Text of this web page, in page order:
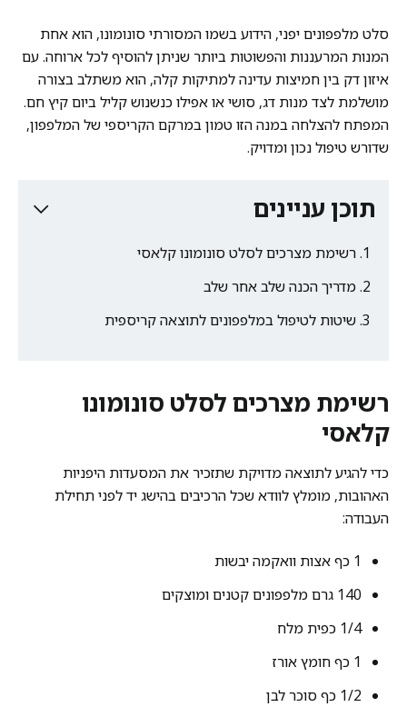
סלט מלפפונים יפני, הידוע בשמו המסורתי סונומונו, הוא אחת
המנות המרעננות והפשוטות ביותר שניתן להוסיף לכל ארוחה. עם
איזון דק בין חמיצות עדינה למתיקות קלה, הוא משתלב בצורה
מושלמת לצד מנות דג, סושי או אפילו כנשנוש קליל ביום קיץ חם.
המפתח להצלחה במנה הזו טמון במרקם הקריספי של המלפפון,
שדורש טיפול נכון ומדויק.
תוכן עניינים
רשימת מצרכים לסלט סונומונו קלאסי
מדריך הכנה שלב אחר שלב
שיטות לטיפול במלפפונים לתוצאה קריספית
רשימת מצרכים לסלט סונומונו
קלאסי
כדי להגיע לתוצאה מדויקת שתזכיר את המסעדות היפניות
האהובות, מומלץ לוודא שכל הרכיבים בהישג יד לפני תחילת
העבודה:
1 כף אצות וואקמה יבשות
140 גרם מלפפונים קטנים ומוצקים
1/4 כפית מלח
1 כף חומץ אורז
1/2 כף סוכר לבן